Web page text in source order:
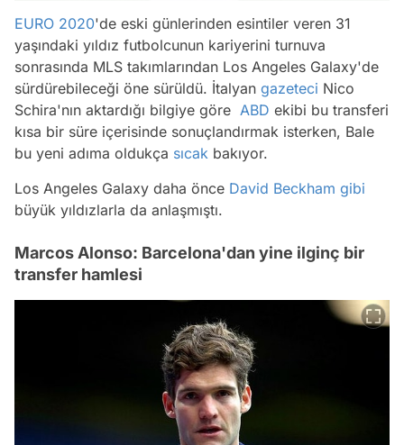
EURO 2020'de eski günlerinden esintiler veren 31
yaşındaki yıldız futbolcunun kariyerini turnuva
sonrasında MLS takımlarından Los Angeles Galaxy'de
sürdürebileceği öne sürüldü. İtalyan gazeteci Nico
Schira'nın aktardığı bilgiye göre ABD ekibi bu transferi
kısa bir süre içerisinde sonuçlandırmak isterken, Bale
bu yeni adıma oldukça sıcak bakıyor.
Los Angeles Galaxy daha önce David Beckham gibi
büyük yıldızlarla da anlaşmıştı.
Marcos Alonso: Barcelona'dan yine ilginç bir
transfer hamlesi